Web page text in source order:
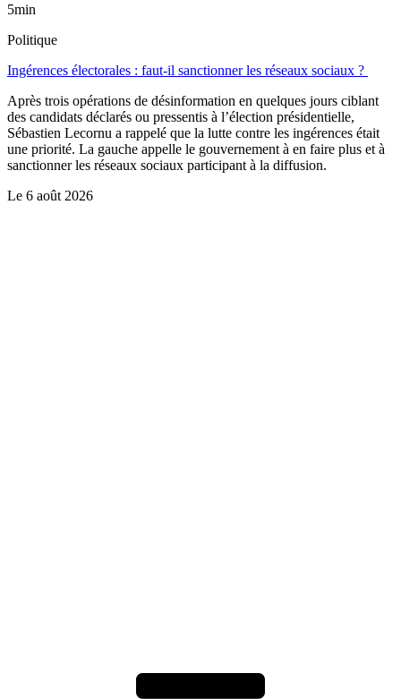
5min
Politique
Ingérences électorales : faut-il sanctionner les réseaux sociaux ?
Après trois opérations de désinformation en quelques jours ciblant
des candidats déclarés ou pressentis à l’élection présidentielle,
Sébastien Lecornu a rappelé que la lutte contre les ingérences était
une priorité. La gauche appelle le gouvernement à en faire plus et à
sanctionner les réseaux sociaux participant à la diffusion.
Le 6 août 2026